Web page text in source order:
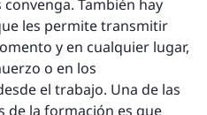
También hay
les permite transmitir
y en cualquier lugar,
o en los
el trabajo. Una de las
de la formación es que